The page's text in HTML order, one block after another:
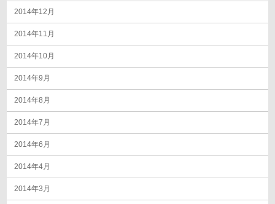
2014年12月
2014年11月
2014年10月
2014年9月
2014年8月
2014年7月
2014年6月
2014年4月
2014年3月